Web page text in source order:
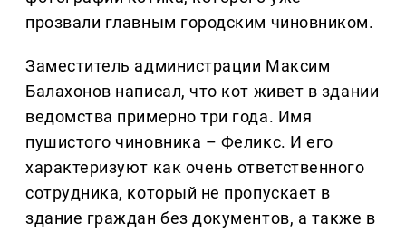
прозвали главным городским чиновником.
Заместитель администрации Максим
Балахонов написал, что кот живет в здании
ведомства примерно три года. Имя
пушистого чиновника – Феликс. И его
характеризуют как очень ответственного
сотрудника, который не пропускает в
здание граждан без документов, а также в